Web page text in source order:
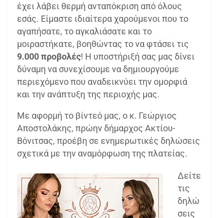
έχει λάβει θερμή ανταπόκριση από όλους
εσάς. Είμαστε ιδιαίτερα χαρούμενοι που το
αγαπήσατε, το αγκαλιάσατε και το
μοιραστήκατε, βοηθώντας το να φτάσει τις
9.000 προβολές! Η υποστήριξή σας μας δίνει
δύναμη να συνεχίσουμε να δημιουργούμε
περιεχόμενο που αναδεικνύει την ομορφιά
και την ανάπτυξη της περιοχής μας.
Με αφορμή το βίντεό μας, ο κ. Γεώργιος
Αποστολάκης, πρώην δήμαρχος Ακτίου-
Βόνιτσας, προέβη σε ενημερωτικές δηλώσεις
σχετικά με την αναμόρφωση της πλατείας.
Δείτε
τις
δηλώ
σεις